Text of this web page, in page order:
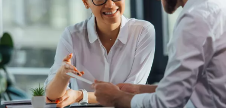
Nachhaltigkeit
und Energieeinsparung. Mit diesen
können Sie sich darauf verlassen, dass Ihr Kompressor
unserer
zuverlässigen Technologie optimal
Wenden Sie sich an unsere Experten für
Druckluftlösungen!